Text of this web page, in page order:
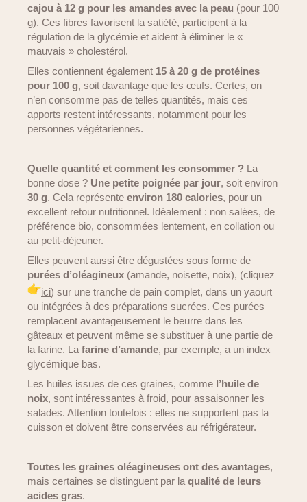
cajou à 12 g pour les amandes avec la peau (pour 100
g). Ces fibres favorisent la satiété, participent à la
régulation de la glycémie et aident à éliminer le «
mauvais » cholestérol.
Elles contiennent également 15 à 20 g de protéines
pour 100 g, soit davantage que les œufs. Certes, on
n’en consomme pas de telles quantités, mais ces
apports restent intéressants, notamment pour les
personnes végétariennes.
Quelle quantité et comment les consommer ? La
bonne dose ? Une petite poignée par jour, soit environ
30 g. Cela représente environ 180 calories, pour un
excellent retour nutritionnel. Idéalement : non salées, de
préférence bio, consommées lentement, en collation ou
au petit-déjeuner.
Elles peuvent aussi être dégustées sous forme de
purées d’oléagineux (amande, noisette, noix), (cliquez
ici) sur une tranche de pain complet, dans un yaourt
ou intégrées à des préparations sucrées. Ces purées
remplacent avantageusement le beurre dans les
gâteaux et peuvent même se substituer à une partie de
la farine. La farine d’amande, par exemple, a un index
glycémique bas.
Les huiles issues de ces graines, comme l’huile de
noix, sont intéressantes à froid, pour assaisonner les
salades. Attention toutefois : elles ne supportent pas la
cuisson et doivent être conservées au réfrigérateur.
Toutes les graines oléagineuses ont des avantages,
mais certaines se distinguent par la qualité de leurs
acides gras.